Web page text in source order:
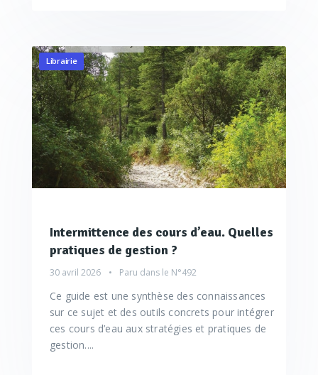
Librairie
Intermittence des cours d’eau. Quelles
pratiques de gestion ?
30 avril 2026 Paru dans le N°492
Ce guide est une synthèse des connaissances
sur ce sujet et des outils concrets pour intégrer
ces cours d’eau aux stratégies et pratiques de
gestion....